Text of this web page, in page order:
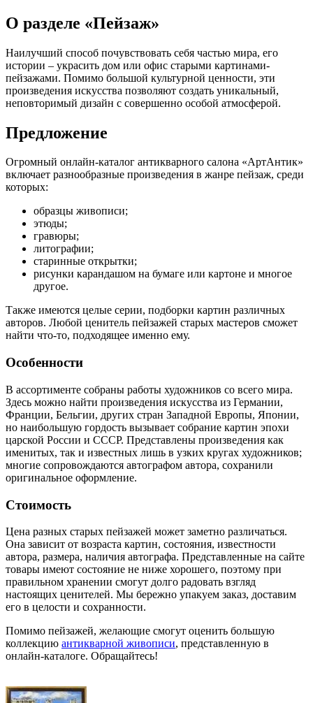
О разделе «Пейзаж»
Наилучший способ почувствовать себя частью мира, его
истории – украсить дом или офис старыми картинами-
пейзажами. Помимо большой культурной ценности, эти
произведения искусства позволяют создать уникальный,
неповторимый дизайн с совершенно особой атмосферой.
Предложение
Огромный онлайн-каталог антикварного салона «АртАнтик»
включает разнообразные произведения в жанре пейзаж, среди
которых:
образцы живописи;
этюды;
гравюры;
литографии;
старинные открытки;
рисунки карандашом на бумаге или картоне и многое
другое.
Также имеются целые серии, подборки картин различных
авторов. Любой ценитель пейзажей старых мастеров сможет
найти что-то, подходящее именно ему.
Особенности
В ассортименте собраны работы художников со всего мира.
Здесь можно найти произведения искусства из Германии,
Франции, Бельгии, других стран Западной Европы, Японии,
но наибольшую гордость вызывает собрание картин эпохи
царской России и СССР. Представлены произведения как
именитых, так и известных лишь в узких кругах художников;
многие сопровождаются автографом автора, сохранили
оригинальное оформление.
Стоимость
Цена разных старых пейзажей может заметно различаться.
Она зависит от возраста картин, состояния, известности
автора, размера, наличия автографа. Представленные на сайте
товары имеют состояние не ниже хорошего, поэтому при
правильном хранении смогут долго радовать взгляд
настоящих ценителей. Мы бережно упакуем заказ, доставим
его в целости и сохранности.
Помимо пейзажей, желающие смогут оценить большую
коллекцию антикварной живописи, представленную в
онлайн-каталоге. Обращайтесь!